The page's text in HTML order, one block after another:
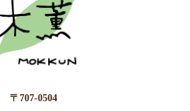
〒707-0504